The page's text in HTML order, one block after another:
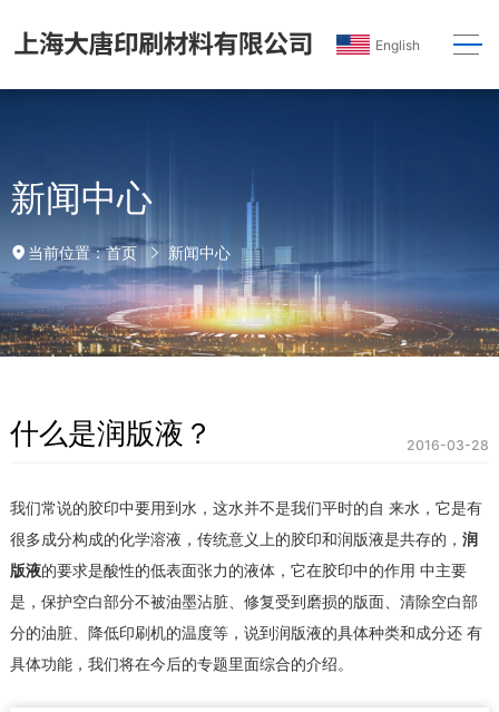
English
新闻中心
当前位置：首页 新闻中心
什么是润版液？ 2016-03-28
我们常说的胶印中要用到水，这水并不是我们平时的自 来水，它是有
很多成分构成的化学溶液，传统意义上的胶印和润版液是共存的， 润
版液的要求是酸性的低表面张力的液体，它在胶印中的作用 中主要
是，保护空白部分不被油墨沾脏、修复受到磨损的版面、清除空白部
分的油脏、降低印刷机的温度等，说到润版液的具体种类和成分还 有
具体功能，我们将在今后的专题里面综合的介绍。